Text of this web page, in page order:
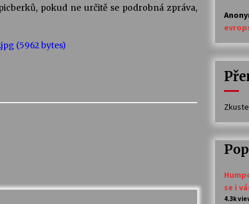
pokud ne určitě se podrobná zpráva,
Zkuste
se i
4.3k